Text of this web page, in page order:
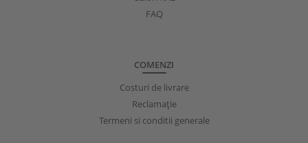
FAQ
COMENZI
Costuri de livrare
Reclamație
Termeni si conditii generale